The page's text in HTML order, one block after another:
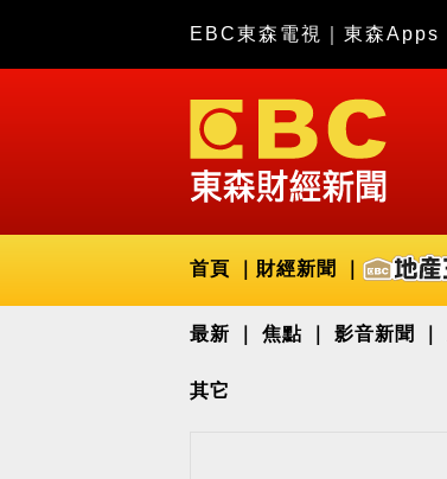
EBC東森電視 東森Apps
首頁 財經新聞
最新 焦點 影音新聞
其它